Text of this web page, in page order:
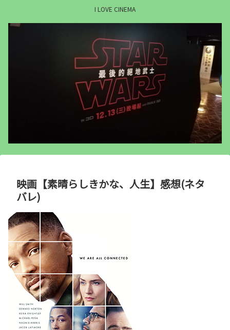
I LOVE CINEMA
映画【素晴らしきかな、人生】感想(ネタ
バレ)